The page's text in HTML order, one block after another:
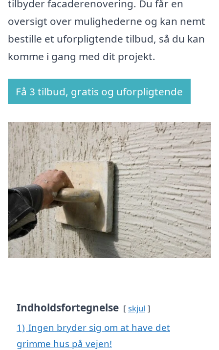
tilbyder facaderenovering. Du får en
oversigt over mulighederne og kan nemt
bestille et uforpligtende tilbud, så du kan
komme i gang med dit projekt.
Få 3 tilbud, gratis og uforpligtende
Indholdsfortegnelse skjul
1) Ingen bryder sig om at have det
grimme hus på vejen!